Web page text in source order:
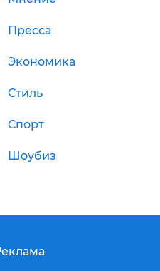
Пресса
Экономика
Стиль
Спорт
Шоубиз